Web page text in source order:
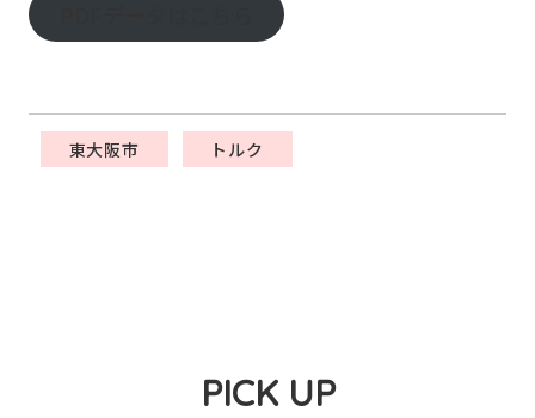
東大阪市 トルク
PICK UP